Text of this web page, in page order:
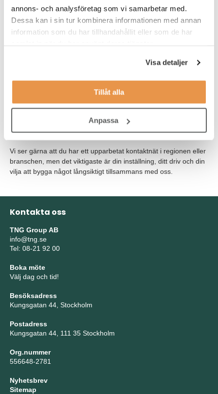
annons- och analysföretag som vi samarbetar med.
Dessa kan i sin tur kombinera informationen med annan
information som du har tillhandahållit eller som de har
Visa detaljer
Tillåt alla
Anpassa
Du har erfarenhet av försäljning, gärna inom uppsökande eller
fältbaserad försäljning, och det är meriterande om du har
arbetat inom bygg, industri eller närliggande bransch. För att
Som person är du förtroendeingivande och har lätt för att skapa
relationer, samtidigt som du är resultatinriktad och drivs av att
förmågan att prioritera rätt aktiviteter för att skapa affärsresultat
Flytande svenska, goda kunskaper i engelska,
systemvana samt B-körkort är en självklarhet.
Vi ser gärna att du har ett upparbetat kontaktnät i regionen eller
branschen, men det viktigaste är din inställning, ditt driv och din
vilja att bygga något långsiktigt tillsammans med oss.
Kontakta oss
TNG Group AB
info@tng.se
Tel: 08-21 92 00
Boka möte
Välj dag och tid!
Besöksadress
Kungsgatan 44, Stockholm
Postadress
Kungsgatan 44, 111 35 Stockholm
Org.nummer
556648-2781
Nyhetsbrev
Sitemap